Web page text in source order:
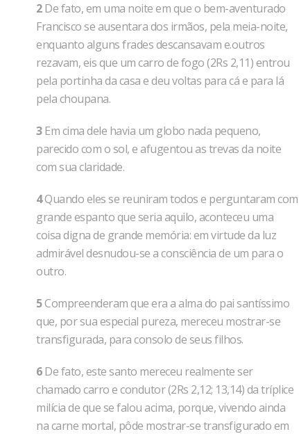
2De fato, em uma noite em que o bem-aventurado
Francisco se ausentara dos irmãos, pela meia-noite,
enquanto alguns frades descansavam e.outros
rezavam, eis que um carro de fogo (2Rs 2,11) entrou
pela portinha da casa e deu voltas para cá e para lá
pela choupana.
3Em cima dele havia um globo nada pequeno,
parecido com o sol, e afugentou as trevas da noite
com sua claridade.
4Quando eles se reuniram todos e perguntaram com
grande espanto que seria aquilo, aconteceu uma
coisa digna de grande memória: em virtude da luz
admirável desnudou-se a consciência de um para o
outro.
5Compreenderam que era a alma do pai santíssimo
que, por sua especial pureza, mereceu mostrar-se
transfigurada, para consolo de seus filhos.
6De fato, este santo mereceu realmente ser
chamado carro e condutor (2Rs 2,12; 13,14) da tríplice
milícia de que se falou acima, porque, vivendo ainda
na carne mortal, pôde mostrar-se transfigurado em